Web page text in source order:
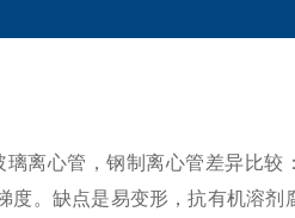
离心管，钢制离心管差异比
度。缺点是易变形，抗有机溶